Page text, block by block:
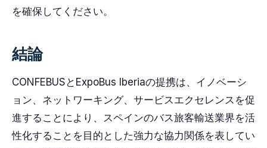
を確保してください。
結論
CONFEBUSとExpoBus Iberiaの提携は、イノベーシ
ョン、ネットワーキング、サービスエクセレンスを促
進することにより、スペインのバス旅客輸送業界を活
性化することを目的とした強力な協力関係を表してい